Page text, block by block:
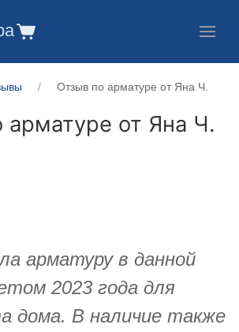
Отзыв по арматуре от Яна Ч.
от Яна Ч.
арматуру в данной
2023 года для
дома. В наличие также